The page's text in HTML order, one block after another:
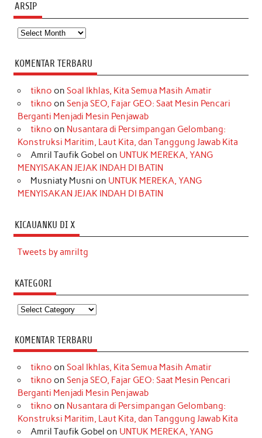
ARSIP
Arsip
KOMENTAR TERBARU
tikno on Soal Ikhlas, Kita Semua Masih Amatir
tikno on Senja SEO, Fajar GEO: Saat Mesin Pencari
Berganti Menjadi Mesin Penjawab
tikno on Nusantara di Persimpangan Gelombang:
Konstruksi Maritim, Laut Kita, dan Tanggung Jawab Kita
Amril Taufik Gobel on UNTUK MEREKA, YANG
MENYISAKAN JEJAK INDAH DI BATIN
Musniaty Musni on UNTUK MEREKA, YANG
MENYISAKAN JEJAK INDAH DI BATIN
KICAUANKU DI X
Tweets by amriltg
KATEGORI
Kategori
KOMENTAR TERBARU
tikno on Soal Ikhlas, Kita Semua Masih Amatir
tikno on Senja SEO, Fajar GEO: Saat Mesin Pencari
Berganti Menjadi Mesin Penjawab
tikno on Nusantara di Persimpangan Gelombang:
Konstruksi Maritim, Laut Kita, dan Tanggung Jawab Kita
Amril Taufik Gobel on UNTUK MEREKA, YANG